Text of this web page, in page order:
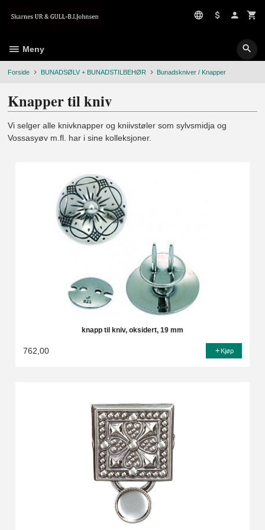
Meny
Forside BUNADSØLV + BUNADSTILBEHØR Bunadskniver / Knapper
Knapper til kniv
Vi selger alle knivknapper og kniivstøler som sylvsmidja og
Vossasyøv m.fl. har i sine kolleksjoner.
knapp til kniv, oksidert, 19 mm
762,00 Kjøp